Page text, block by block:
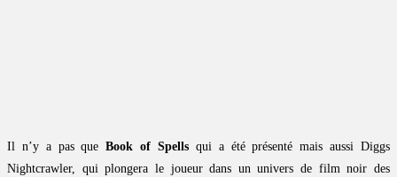
Il n’y a pas queBook of Spells qui a été présenté mais aussi Diggs
Nightcrawler, qui plongera le joueur dans un univers de film noir des